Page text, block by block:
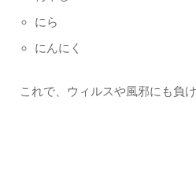
にら
にんにく
これで、ウィルスや風邪にも負